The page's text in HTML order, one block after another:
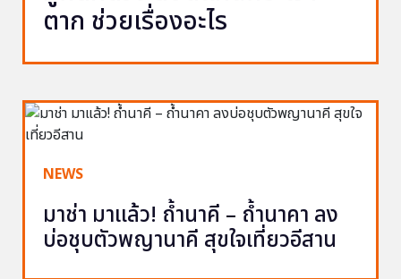
ตาก ช่วยเรื่องอะไร
NEWS
มาช่า มาแล้ว! ถ้ำนาคี – ถ้ำนาคา ลง
บ่อชุบตัวพญานาคี สุขใจเที่ยวอีสาน